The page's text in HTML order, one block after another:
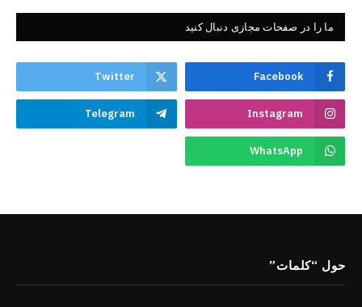
ما را در صفحات مجازی دنبال کنید
Facebook
Twitter
Instagram
Telegram
WhatsApp
حول “كلمات”